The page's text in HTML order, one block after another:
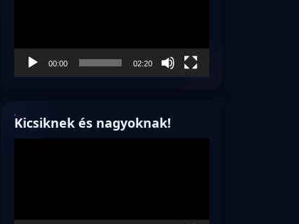
00:00 02:20
Kicsiknek és nagyoknak!